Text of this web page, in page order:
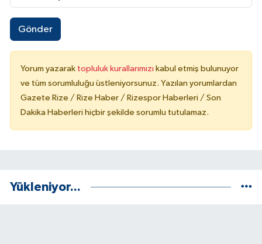
Gönder
Yorum yazarak topluluk kurallarımızı kabul etmiş bulunuyor
ve tüm sorumluluğu üstleniyorsunuz. Yazılan yorumlardan
Gazete Rize / Rize Haber / Rizespor Haberleri / Son
Dakika Haberleri hiçbir şekilde sorumlu tutulamaz.
Yükleniyor...